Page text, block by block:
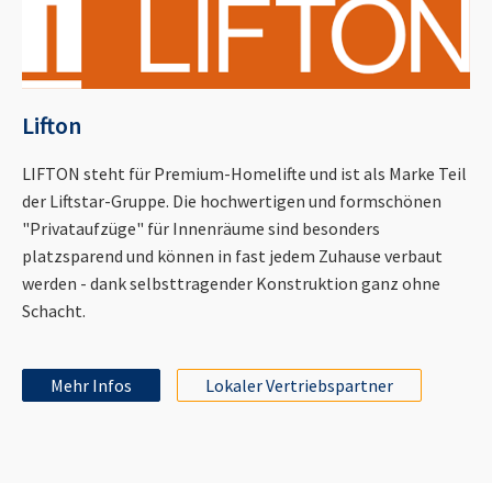
Lifton
LIFTON steht für Premium-Homelifte und ist als Marke Teil
der Liftstar-Gruppe. Die hochwertigen und formschönen
"Privataufzüge" für Innenräume sind besonders
platzsparend und können in fast jedem Zuhause verbaut
werden - dank selbsttragender Konstruktion ganz ohne
Schacht.
Mehr Infos Lokaler Vertriebspartner